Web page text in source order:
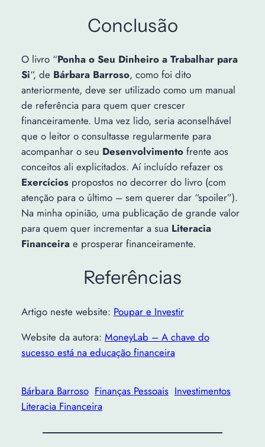
Conclusão
O livro “Ponha o Seu Dinheiro a Trabalhar para
Si“, de Bárbara Barroso, como foi dito
anteriormente, deve ser utilizado como um manual
de referência para quem quer crescer
financeiramente. Uma vez lido, seria aconselhável
que o leitor o consultasse regularmente para
acompanhar o seu Desenvolvimentofrente aos
conceitos ali explicitados. Aí incluído refazer os
Exercíciospropostos no decorrer do livro (com
atenção para o último – sem querer dar “spoiler”).
Na minha opinião, uma publicação de grande valor
para quem quer incrementar a sua Literacia
Financeirae prosperar financeiramente.
Referências
Artigo neste website: Poupar e Investir
Website da autora: MoneyLab – A chave do
sucesso está na educação financeira
Bárbara Barroso Finanças Pessoais Investimentos
Literacia Financeira